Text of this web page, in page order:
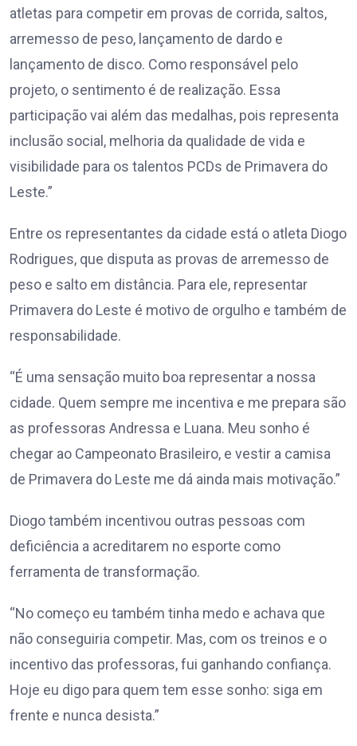
atletas para competir em provas de corrida, saltos,
arremesso de peso, lançamento de dardo e
lançamento de disco. Como responsável pelo
projeto, o sentimento é de realização. Essa
participação vai além das medalhas, pois representa
inclusão social, melhoria da qualidade de vida e
visibilidade para os talentos PCDs de Primavera do
Leste.”
Entre os representantes da cidade está o atleta Diogo
Rodrigues, que disputa as provas de arremesso de
peso e salto em distância. Para ele, representar
Primavera do Leste é motivo de orgulho e também de
responsabilidade.
“É uma sensação muito boa representar a nossa
cidade. Quem sempre me incentiva e me prepara são
as professoras Andressa e Luana. Meu sonho é
chegar ao Campeonato Brasileiro, e vestir a camisa
de Primavera do Leste me dá ainda mais motivação.”
Diogo também incentivou outras pessoas com
deficiência a acreditarem no esporte como
ferramenta de transformação.
“No começo eu também tinha medo e achava que
não conseguiria competir. Mas, com os treinos e o
incentivo das professoras, fui ganhando confiança.
Hoje eu digo para quem tem esse sonho: siga em
frente e nunca desista.”